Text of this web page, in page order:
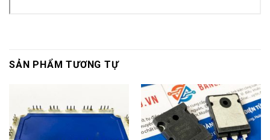
SẢN PHẨM TƯƠNG TỰ